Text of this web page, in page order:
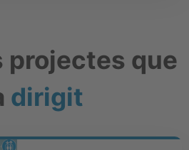
projectes que
dirigit